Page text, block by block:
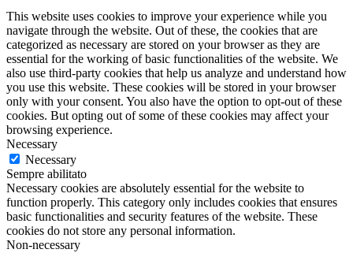
This website uses cookies to improve your experience while you
navigate through the website. Out of these, the cookies that are
categorized as necessary are stored on your browser as they are
essential for the working of basic functionalities of the website. We
also use third-party cookies that help us analyze and understand how
you use this website. These cookies will be stored in your browser
only with your consent. You also have the option to opt-out of these
cookies. But opting out of some of these cookies may affect your
browsing experience.
Necessary
Necessary
Sempre abilitato
Necessary cookies are absolutely essential for the website to
function properly. This category only includes cookies that ensures
basic functionalities and security features of the website. These
cookies do not store any personal information.
Non-necessary